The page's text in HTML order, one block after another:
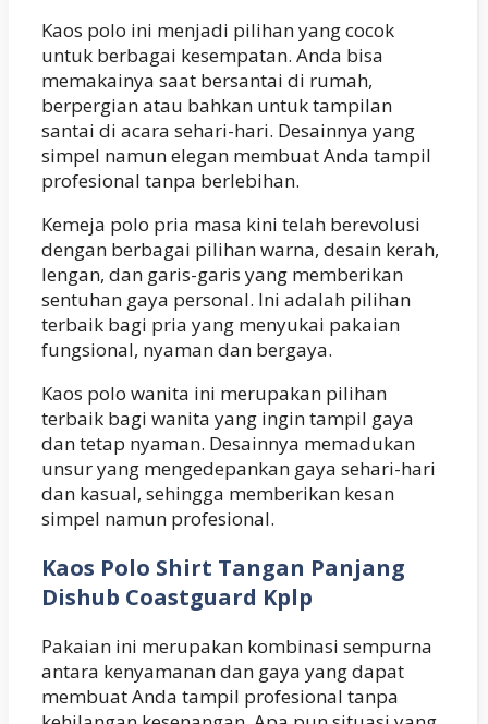
Kaos polo ini menjadi pilihan yang cocok
untuk berbagai kesempatan. Anda bisa
memakainya saat bersantai di rumah,
berpergian atau bahkan untuk tampilan
santai di acara sehari-hari. Desainnya yang
simpel namun elegan membuat Anda tampil
profesional tanpa berlebihan.
Kemeja polo pria masa kini telah berevolusi
dengan berbagai pilihan warna, desain kerah,
lengan, dan garis-garis yang memberikan
sentuhan gaya personal. Ini adalah pilihan
terbaik bagi pria yang menyukai pakaian
fungsional, nyaman dan bergaya.
Kaos polo wanita ini merupakan pilihan
terbaik bagi wanita yang ingin tampil gaya
dan tetap nyaman. Desainnya memadukan
unsur yang mengedepankan gaya sehari-hari
dan kasual, sehingga memberikan kesan
simpel namun profesional.
Kaos Polo Shirt Tangan Panjang
Dishub Coastguard Kplp
Pakaian ini merupakan kombinasi sempurna
antara kenyamanan dan gaya yang dapat
membuat Anda tampil profesional tanpa